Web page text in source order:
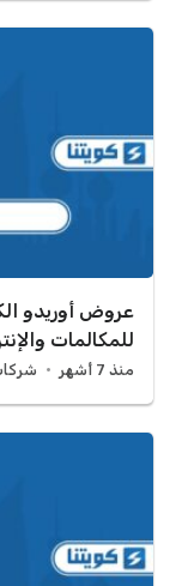
للمكالمات
منذ 7 أشهر